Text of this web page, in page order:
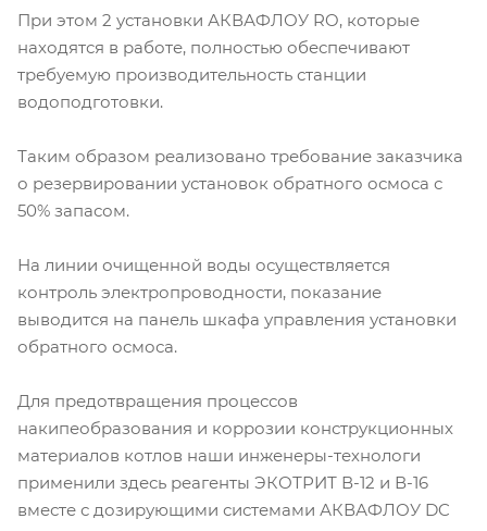
При этом 2 установки АКВАФЛОУ RO, которые
находятся в работе, полностью обеспечивают
требуемую производительность станции
водоподготовки.
Таким образом реализовано требование заказчика
о резервировании установок обратного осмоса с
50% запасом.
На линии очищенной воды осуществляется
контроль электропроводности, показание
выводится на панель шкафа управления установки
обратного осмоса.
Для предотвращения процессов
накипеобразования и коррозии конструкционных
материалов котлов наши инженеры-технологи
применили здесь реагенты ЭКОТРИТ В-12 и В-16
вместе с дозирующими системами АКВАФЛОУ DC